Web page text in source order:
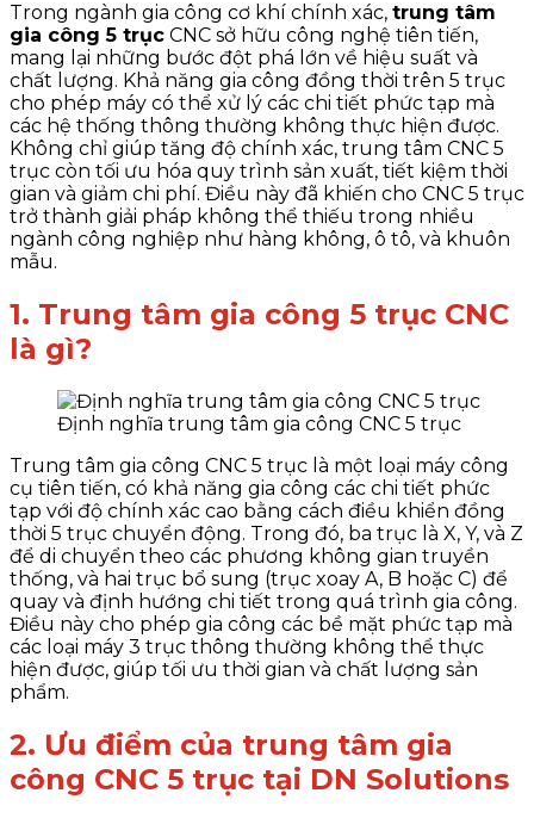
Trong ngành gia công cơ khí chính xác, trung tâm
gia công 5 trục CNC sở hữu công nghệ tiên tiến,
mang lại những bước đột phá lớn về hiệu suất và
chất lượng. Khả năng gia công đồng thời trên 5 trục
cho phép máy có thể xử lý các chi tiết phức tạp mà
các hệ thống thông thường không thực hiện được.
Không chỉ giúp tăng độ chính xác, trung tâm CNC 5
trục còn tối ưu hóa quy trình sản xuất, tiết kiệm thời
gian và giảm chi phí. Điều này đã khiến cho CNC 5 trục
trở thành giải pháp không thể thiếu trong nhiều
ngành công nghiệp như hàng không, ô tô, và khuôn
mẫu.
1. Trung tâm gia công 5 trục CNC
là gì?
Định nghĩa trung tâm gia công CNC 5 trục
Trung tâm gia công CNC 5 trục là một loại máy công
cụ tiên tiến, có khả năng gia công các chi tiết phức
tạp với độ chính xác cao bằng cách điều khiển đồng
thời 5 trục chuyển động. Trong đó, ba trục là X, Y, và Z
để di chuyển theo các phương không gian truyền
thống, và hai trục bổ sung (trục xoay A, B hoặc C) để
quay và định hướng chi tiết trong quá trình gia công.
Điều này cho phép gia công các bề mặt phức tạp mà
các loại máy 3 trục thông thường không thể thực
hiện được, giúp tối ưu thời gian và chất lượng sản
phẩm.
2. Ưu điểm của trung tâm gia
công CNC 5 trục tại DN Solutions